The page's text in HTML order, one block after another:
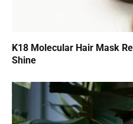
K18 Molecular Hair Mask
Shine